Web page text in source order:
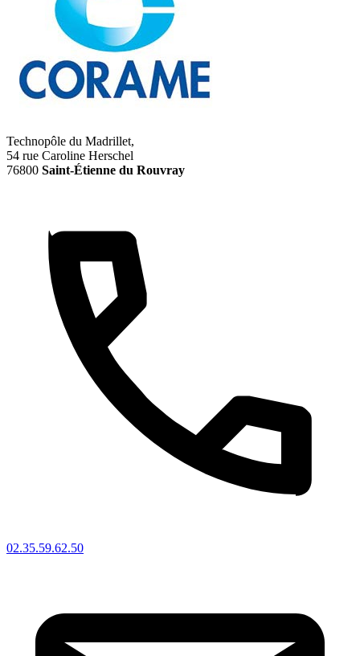
Technopôle du Madrillet,
54 rue Caroline Herschel
76800 Saint-Étienne du Rouvray
02.35.59.62.50